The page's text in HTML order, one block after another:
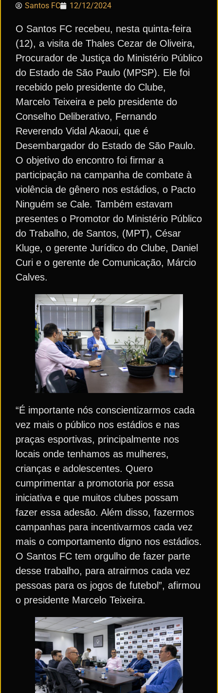
Santos FC 12/12/2024
O Santos FC recebeu, nesta quinta-feira
(12), a visita de Thales Cezar de Oliveira,
Procurador de Justiça do Ministério Público
do Estado de São Paulo (MPSP). Ele foi
recebido pelo presidente do Clube,
Marcelo Teixeira e pelo presidente do
Conselho Deliberativo, Fernando
Reverendo Vidal Akaoui, que é
Desembargador do Estado de São Paulo.
O objetivo do encontro foi firmar a
participação na campanha de combate à
violência de gênero nos estádios, o Pacto
Ninguém se Cale. Também estavam
presentes o Promotor do Ministério Público
do Trabalho, de Santos, (MPT), César
Kluge, o gerente Jurídico do Clube, Daniel
Curi e o gerente de Comunicação, Márcio
Calves.
“É importante nós conscientizarmos cada
vez mais o público nos estádios e nas
praças esportivas, principalmente nos
locais onde tenhamos as mulheres,
crianças e adolescentes. Quero
cumprimentar a promotoria por essa
iniciativa e que muitos clubes possam
fazer essa adesão. Além disso, fazermos
campanhas para incentivarmos cada vez
mais o comportamento digno nos estádios.
O Santos FC tem orgulho de fazer parte
desse trabalho, para atrairmos cada vez
pessoas para os jogos de futebol”, afirmou
o presidente Marcelo Teixeira.